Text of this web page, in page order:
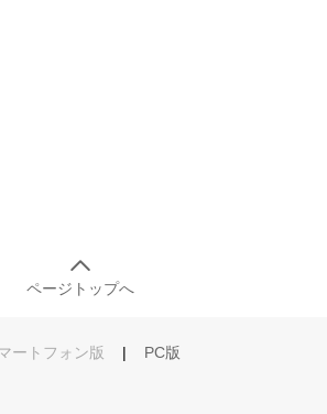
ページトップへ
ートフォン版 | PC版